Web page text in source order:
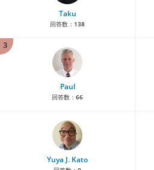
Taku
回答数： 138
3
Paul
回答数： 66
Yuya J. Kato